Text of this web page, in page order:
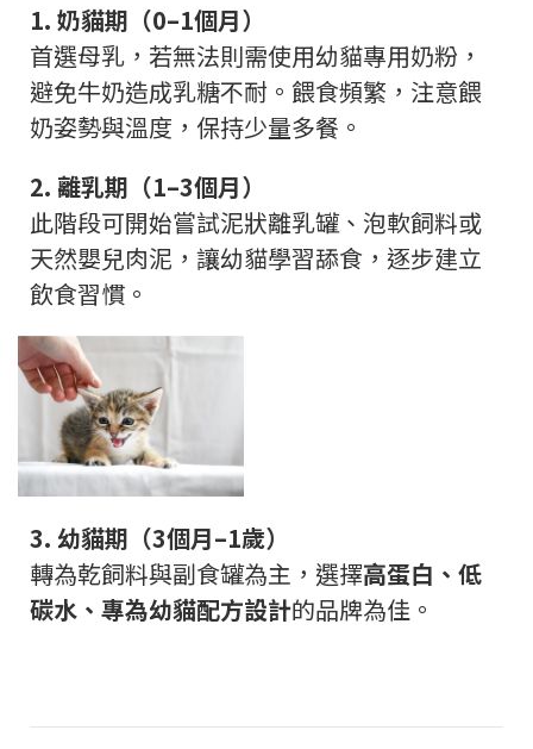
1. 奶貓期（0–1個月）
首選母乳，若無法則需使用幼貓專用奶粉，
避免牛奶造成乳糖不耐。餵食頻繁，注意餵
奶姿勢與溫度，保持少量多餐。
2. 離乳期（1–3個月）
此階段可開始嘗試泥狀離乳罐、泡軟飼料或
天然嬰兒肉泥，讓幼貓學習舔食，逐步建立
飲食習慣。
3. 幼貓期（3個月–1歲）
轉為乾飼料與副食罐為主，選擇高蛋白、低
碳水、專為幼貓配方設計的品牌為佳。